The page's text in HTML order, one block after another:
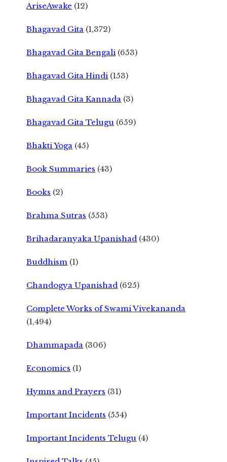
AriseAwake (12)
Bhagavad Gita (1,372)
Bhagavad Gita Bengali (653)
Bhagavad Gita Hindi (153)
Bhagavad Gita Kannada (3)
Bhagavad Gita Telugu (659)
Bhakti Yoga (45)
Book Summaries (43)
Books (2)
Brahma Sutras (553)
Brihadaranyaka Upanishad (430)
Buddhism (1)
Chandogya Upanishad (625)
Complete Works of Swami Vivekananda
(1,494)
Dhammapada (306)
Economics (1)
Hymns and Prayers (31)
Important Incidents (554)
Important Incidents Telugu (4)